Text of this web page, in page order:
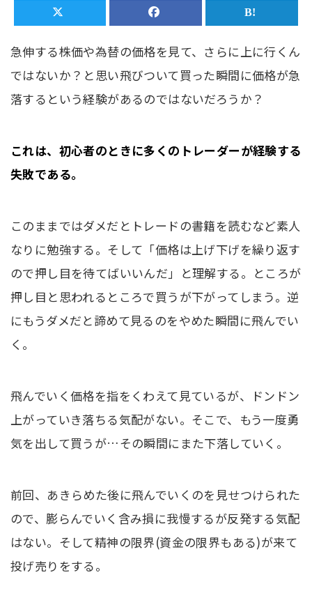
急伸する株価や為替の価格を見て、さらに上に行くん
ではないか？と思い飛びついて買った瞬間に価格が急
落するという経験があるのではないだろうか？
これは、初心者のときに多くのトレーダーが経験する
失敗である。
このままではダメだとトレードの書籍を読むなど素人
なりに勉強する。そして「価格は上げ下げを繰り返す
ので押し目を待てばいいんだ」と理解する。ところが
押し目と思われるところで買うが下がってしまう。逆
にもうダメだと諦めて見るのをやめた瞬間に飛んでい
く。
飛んでいく価格を指をくわえて見ているが、ドンドン
上がっていき落ちる気配がない。そこで、もう一度勇
気を出して買うが…その瞬間にまた下落していく。
前回、あきらめた後に飛んでいくのを見せつけられた
ので、膨らんでいく含み損に我慢するが反発する気配
はない。そして精神の限界(資金の限界もある)が来て
投げ売りをする。